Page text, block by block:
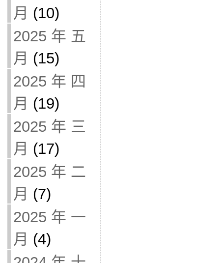
月 (10)
2025 年 五
月 (15)
2025 年 四
月 (19)
2025 年 三
月 (17)
2025 年 二
月 (7)
2025 年 一
月 (4)